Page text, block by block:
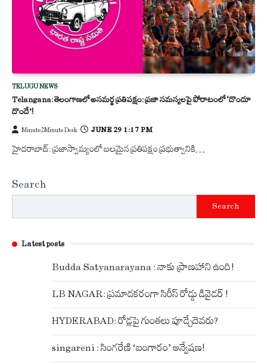
TELUGU NEWS
Telangana: తెలంగాణలో అసమర్థ ప్రతిపక్షం: ప్రజా సమస్యలపై పోరాటంలో ‘దొందూ
దొందే’!
Minute2Minute Desk JUNE 29 1:17 PM
హైదరాబాద్: ప్రజాస్వామ్యంలో బలమైన ప్రతిపక్షం ప్రభుత్వానికి…
Search
Search
Latest posts
Budda Satyanarayana : నాకు ప్రాణహాని ఉంది!
LB NAGAR: ప్రమాదకరంగా సిరీస్ రోడ్డు డివైడర్ !
HYDERABAD: రోడ్లపై గుంతలు పూడ్చేదెవరు?
singareni : సింగరేణి ‘బంగారం’ అన్వేషణ!